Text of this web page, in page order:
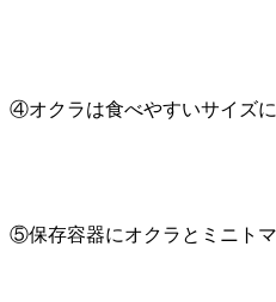
④オクラは食べやすいサイズに
⑤保存容器にオクラとミニト